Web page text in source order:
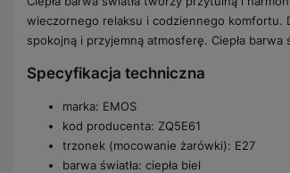
wieczornego relaksu i codziennego komfortu.
spokojną i przyjemną atmosferę. Ciepła
Specyfikacja techniczna
marka: EMOS
kod producenta: ZQ5E61
trzonek (mocowanie żarówki): E27
barwa światła: ciepła biel